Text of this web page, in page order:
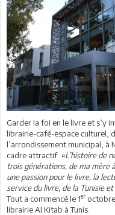
Garder la foi en le livre et s’y
librairie-café-espace culturel,
l’arrondissement municipal, à
cadre attractif. «L’histoire de
trois générations, de ma mère
une passion pour le livre, la
service du livre, de la Tunisie et
Tout a commencé le 1er
librairie Al Kitab à Tunis.